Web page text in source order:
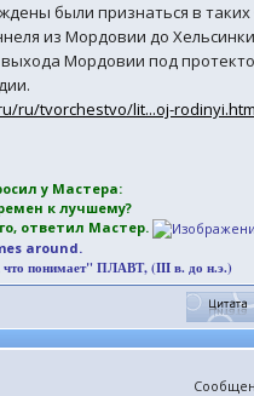
были признаться в
из Мордовии до
Мордовии под
ru/tvorchestvo/lit...oj-
у Мастера:
к лучшему?
ответил Мастер.
around.
понимает" ПЛАВТ, (III в. до н.э.)